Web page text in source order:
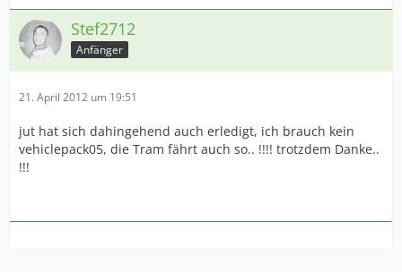
Stef2712
Anfänger
21. April 2012 um 19:51
jut hat sich dahingehend auch erledigt, ich brauch kein
vehiclepack05, die Tram fährt auch so.. !!!! trotzdem Danke..
!!!